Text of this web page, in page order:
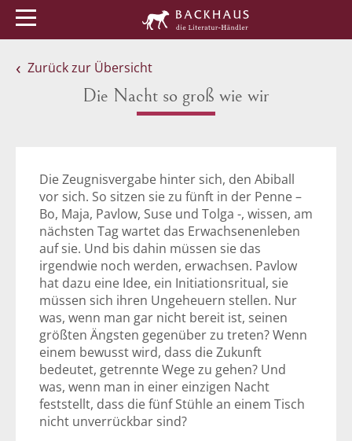
Zurück zur Übersicht
Die Nacht so groß wie wir
Die Zeugnisvergabe hinter sich, den Abiball
vor sich. So sitzen sie zu fünft in der Penne –
Bo, Maja, Pavlow, Suse und Tolga -, wissen, am
nächsten Tag wartet das Erwachsenenleben
auf sie. Und bis dahin müssen sie das
irgendwie noch werden, erwachsen. Pavlow
hat dazu eine Idee, ein Initiationsritual, sie
müssen sich ihren Ungeheuern stellen. Nur
was, wenn man gar nicht bereit ist, seinen
größten Ängsten gegenüber zu treten? Wenn
einem bewusst wird, dass die Zukunft
bedeutet, getrennte Wege zu gehen? Und
was, wenn man in einer einzigen Nacht
feststellt, dass die fünf Stühle an einem Tisch
nicht unverrückbar sind?